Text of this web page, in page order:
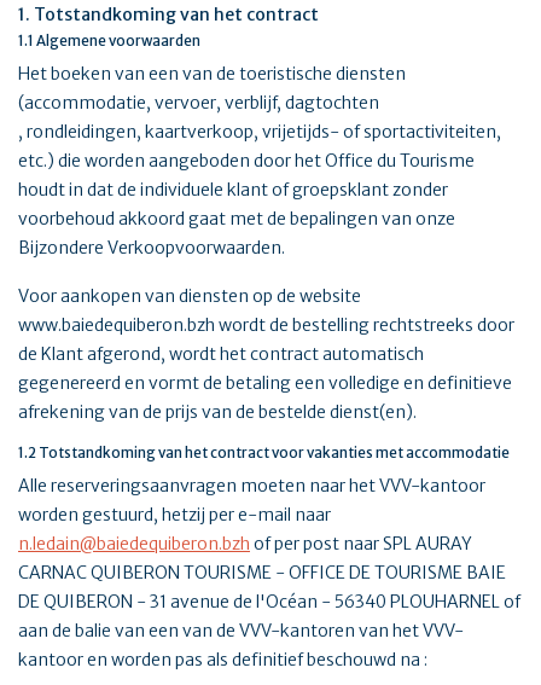
1. Totstandkoming van het contract
1.1 Algemene voorwaarden
Het boeken van een van de toeristische diensten
(accommodatie, vervoer, verblijf, dagtochten
, rondleidingen, kaartverkoop, vrijetijds- of sportactiviteiten,
etc.) die worden aangeboden door het Office du Tourisme
houdt in dat de individuele klant of groepsklant zonder
voorbehoud akkoord gaat met de bepalingen van onze
Bijzondere Verkoopvoorwaarden.
Voor aankopen van diensten op de website
www.baiedequiberon.bzh wordt de bestelling rechtstreeks door
de Klant afgerond, wordt het contract automatisch
gegenereerd en vormt de betaling een volledige en definitieve
afrekening van de prijs van de bestelde dienst(en).
1.2 Totstandkoming van het contract voor vakanties met accommodatie
Alle reserveringsaanvragen moeten naar het VVV-kantoor
worden gestuurd, hetzij per e-mail naar
n.ledain@baiedequiberon.bzh of per post naar SPL AURAY
CARNAC QUIBERON TOURISME - OFFICE DE TOURISME BAIE
DE QUIBERON - 31 avenue de l'Océan - 56340 PLOUHARNEL of
aan de balie van een van de VVV-kantoren van het VVV-
kantoor en worden pas als definitief beschouwd na :